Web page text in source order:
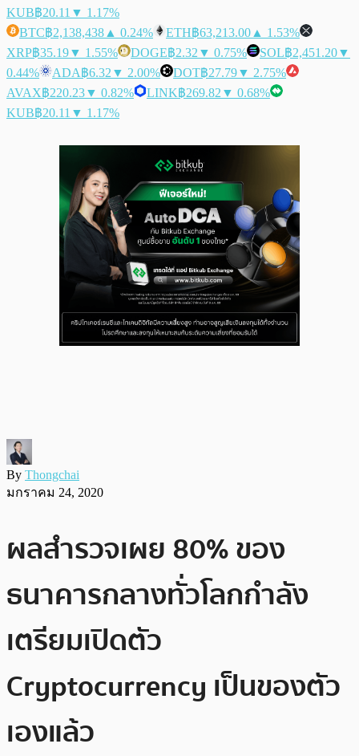
KUB฿20.11 ▼ 1.17%
BTC฿2,138,438 ▲ 0.24% ETH฿63,213.00 ▲ 1.53%
XRP฿35.19▼ 1.55% DOGE฿2.32 ▼ 0.75% SOL฿2,451.20▼
0.44%
ADA฿6.32 ▼ 2.00% DOT฿27.79▼ 2.75%
AVAX฿220.23▼ 0.82% LINK฿269.82 ▼ 0.68%
KUB฿20.11 ▼ 1.17%
By Thongchai
มกราคม 24, 2020
ผลสำรวจเผย 80% ของ
ธนาคารกลางทั่วโลกกำลัง
เตรียมเปิดตัว
Cryptocurrency เป็นของตัว
เองแล้ว